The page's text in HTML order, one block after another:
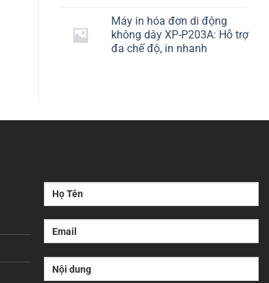
Máy in hóa đơn di động
không dây XP-P203A: Hỗ trợ
đa chế độ, in nhanh